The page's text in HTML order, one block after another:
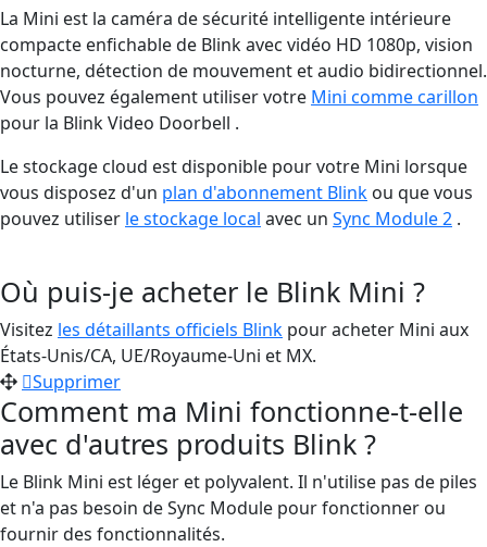
La Mini est la caméra de sécurité intelligente intérieure
compacte enfichable de Blink avec vidéo HD 1080p, vision
nocturne, détection de mouvement et audio bidirectionnel.
Vous pouvez également utiliser votre Mini comme carillon
pour la Blink Video Doorbell .
Le stockage cloud est disponible pour votre Mini lorsque
vous disposez d'un plan d'abonnement Blink ou que vous
pouvez utiliser le stockage local avec un Sync Module 2 .
Où puis-je acheter le Blink Mini ?
Visitez les détaillants officiels Blink pour acheter Mini aux
États-Unis/CA, UE/Royaume-Uni et MX.
Supprimer
Comment ma Mini fonctionne-t-elle
avec d'autres produits Blink ?
Le Blink Mini est léger et polyvalent. Il n'utilise pas de piles
et n'a pas besoin de Sync Module pour fonctionner ou
fournir des fonctionnalités.